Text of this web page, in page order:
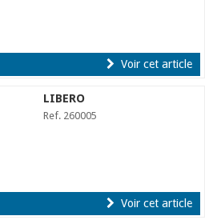
Voir cet article
LIBERO
Ref. 260005
Voir cet article